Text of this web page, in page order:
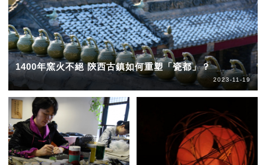
1400年窯火不絕 陝西古鎮如何重塑「瓷都」？
2023-11-19